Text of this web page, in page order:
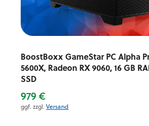
BoostBoxx GameStar PC Alpha
5600X, Radeon RX 9060, 16 GB
SSD
979 €
ggf. zzgl. Versand